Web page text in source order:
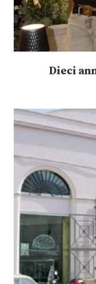
Dieci